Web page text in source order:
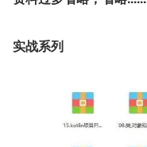
实战系列